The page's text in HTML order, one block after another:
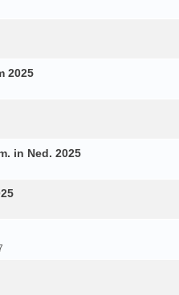
2025
in Ned. 2025